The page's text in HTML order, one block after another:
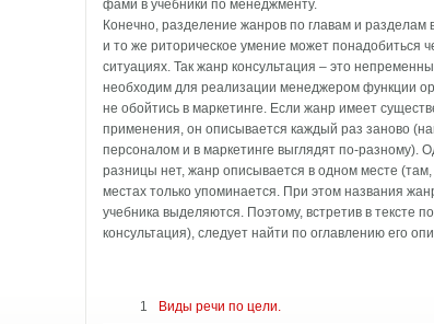
фами в учебники по менеджменту.
Конечно, разделение жанров по главам и
и то же риторическое умение может понадобиться
ситуациях. Так жанр консультация – это
необходим для реализации менеджером функции
не обойтись в маркетинге. Если жанр имеет
применения, он описывается каждый раз заново
персоналом и в маркетинге выглядят по-разному).
разницы нет, жанр описывается в одном месте (там,
местах только упоминается. При этом названия
учебника выделяются. Поэтому, встретив в тексте
консультация), следует найти по оглавлению его
1 Виды речи по цели.